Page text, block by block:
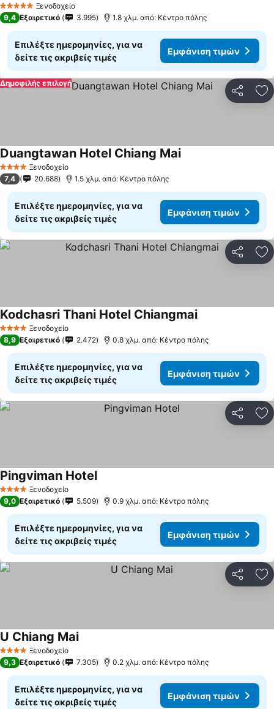
5 Αστέρια Ξενοδοχείο
9,4 Εξαιρετικό 3.995 1.8 χλμ. από: Κέντρο πόλης
Επιλέξτε ημερομηνίες, για να
δείτε τις ακριβείς τιμές
Εμφάνιση τιμών
Δημοφιλής επιλογή
4 ΑστέριαΞενοδοχείο
Duangtawan Hotel Chiang Mai
7,4 20.688 1.5 χλμ. από: Κέντρο πόλης
Επιλέξτε ημερομηνίες, για να
δείτε τις ακριβείς τιμές
Εμφάνιση τιμών
4 ΑστέριαΞενοδοχείο
Kodchasri Thani Hotel Chiangmai
8,9 Εξαιρετικό 2.472 0.8 χλμ. από: Κέντρο πόλης
Επιλέξτε ημερομηνίες, για να
δείτε τις ακριβείς τιμές
Εμφάνιση τιμών
4 ΑστέριαΞενοδοχείο
Pingviman Hotel
9,0 Εξαιρετικό 5.509 0.9 χλμ. από: Κέντρο πόλης
Επιλέξτε ημερομηνίες, για να
δείτε τις ακριβείς τιμές
Εμφάνιση τιμών
4 ΑστέριαΞενοδοχείο
U Chiang Mai
9,3 Εξαιρετικό 7.305 0.2 χλμ. από: Κέντρο πόλης
Επιλέξτε ημερομηνίες, για να
δείτε τις ακριβείς τιμές
Εμφάνιση τιμών